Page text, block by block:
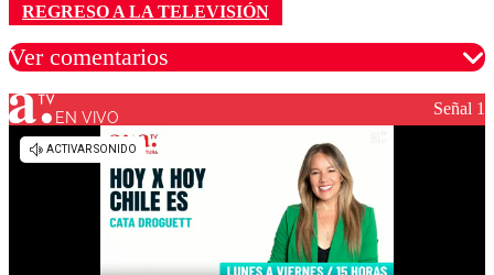
REGRESO A LA TELEVISIÓN
Ver comentarios
Los comentarios son moderados para garantizar un
diálogo respetuoso.
EN VIVO Señal 1